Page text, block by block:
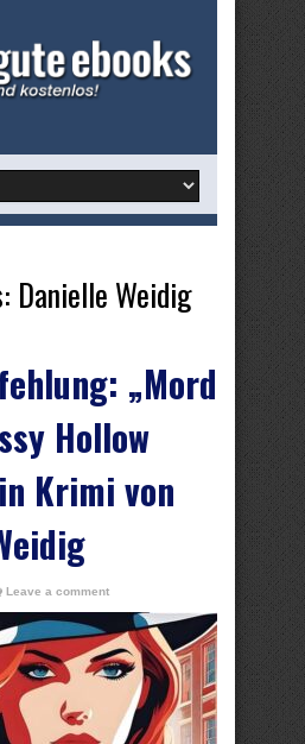
Danielle Weidig
„Mord
Hollow
Krimi von
Leave a comment